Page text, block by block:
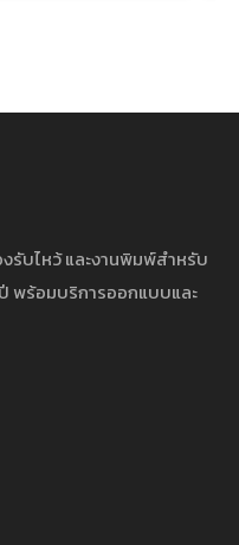
รับไหว้ และงานพิมพ์สำหรับ
พร้อมบริการออกแบบและ